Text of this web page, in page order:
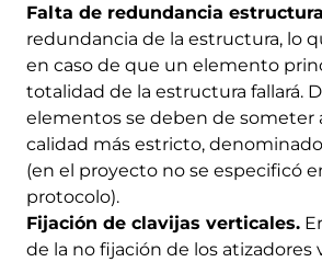
Falta de redundancia
redundancia de la estructura, lo
en caso de que un elemento
totalidad de la estructura fallará.
elementos se deben de someter
calidad más estricto,
(en el proyecto no se especificó
protocolo).
Fijación de clavijas verticales.
de la no fijación de los atizadores